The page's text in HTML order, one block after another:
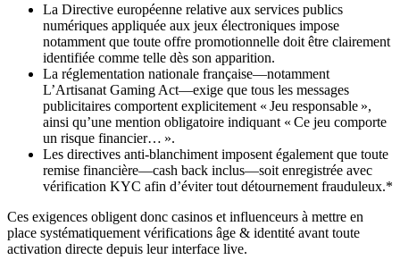
La Directive européenne relative aux services publics
numériques appliquée aux jeux électroniques impose
notamment que toute offre promotionnelle doit être clairement
identifiée comme telle dès son apparition.
La réglementation nationale française—notamment
L’Artisanat Gaming Act—exige que tous les messages
publicitaires comportent explicitement « Jeu responsable »,
ainsi qu’une mention obligatoire indiquant « Ce jeu comporte
un risque financier… ».
Les directives anti‑blanchiment imposent également que toute
remise financière—cash back inclus—soit enregistrée avec
vérification KYC afin d’éviter tout détournement frauduleux.*
Ces exigences obligent donc casinos et influenceurs à mettre en
place systématiquement vérifications âge & identité avant toute
activation directe depuis leur interface live.